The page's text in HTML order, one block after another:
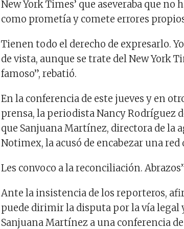
New York Times’ que aseveraba que no
como prometía y comete errores
Tienen todo el derecho de expresarlo.
de vista, aunque se trate del New York
famoso”, rebatió.
En la conferencia de este jueves y en
prensa, la periodista Nancy Rodríguez
que Sanjuana Martínez, directora de la
Notimex, la acusó de encabezar una red
Les convoco a la reconciliación.
Ante la insistencia de los reporteros,
puede dirimir la disputa por la vía legal
Sanjuana Martínez a una conferencia